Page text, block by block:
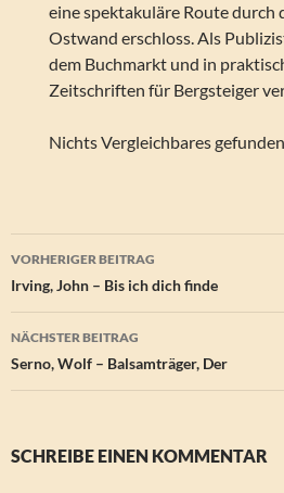
eine spektakuläre Route
Ostwand erschloss. Als
dem Buchmarkt und in
Zeitschriften für Bergsteiger
Nichts Vergleichbares
Beitragsnavigation
VORHERIGER BEITRAG
Irving, John – Bis ich dich finde
NÄCHSTER BEITRAG
Serno, Wolf – Balsamträger, Der
SCHREIBE EINEN KOMMENTAR